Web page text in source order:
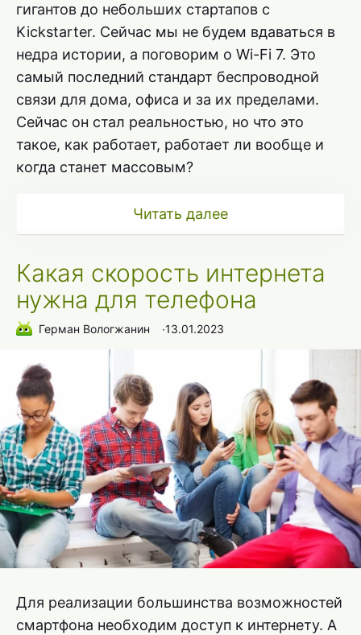
гигантов до небольших стартапов с
Kickstarter. Сейчас мы не будем вдаваться в
недра истории, а поговорим о Wi-Fi 7. Это
самый последний стандарт беспроводной
связи для дома, офиса и за их пределами.
Сейчас он стал реальностью, но что это
такое, как работает, работает ли вообще и
когда станет массовым?
Читать далее
Какая скорость интернета
нужна для телефона
Герман Вологжанин ∙13.01.2023
Для реализации большинства возможностей
смартфона необходим доступ к интернету. А